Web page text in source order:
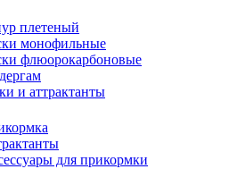
плетеный
монофильные
флюорокарбоновые
и аттрактанты
для прикормки